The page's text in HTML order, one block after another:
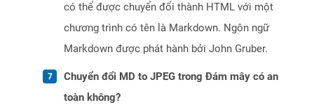
có thể được chuyển đổi thành HTML với một
chương trình có tên là Markdown. Ngôn ngữ
Markdown được phát hành bởi John Gruber.
Chuyển đổi MD to JPEG trong Đám mây có an
toàn không?